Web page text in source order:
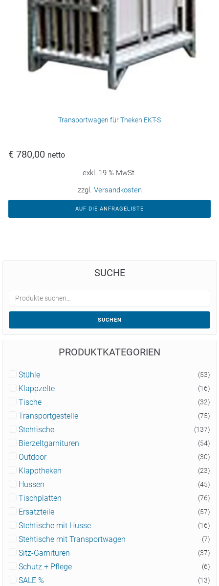
Transportwagen für Theken EKT-S
€ 780,00 netto
exkl. 19 % MwSt.
zzgl. Versandkosten
AUF DIE ANFRAGELISTE
SUCHE
SUCHEN
PRODUKTKATEGORIEN
Stühle (53)
Klappzelte (16)
Tische (32)
Transportgestelle (75)
Stehtische (137)
Bierzeltgarnituren (54)
Outdoor (30)
Klapptheken (23)
Hussen (45)
Tischplatten (76)
Ersatzteile (57)
Stehtische mit Husse (16)
Stehtische mit Transportwagen (7)
Sitz-Garnituren (37)
Schutz + Pflege (6)
SALE % (13)